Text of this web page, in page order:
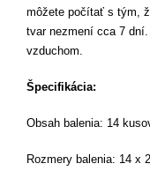
môžete počítať s tým,
tvar nezmení cca 7
vzduchom.
Špecifikácia:
Obsah balenia: 14
Rozmery balenia: 14 x